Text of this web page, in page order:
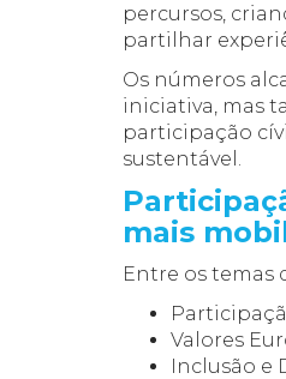
percursos,
partilhar
Os números
iniciativa, mas
participação
sustentável.
mais
Entre os temas
Valores
Inclusão e